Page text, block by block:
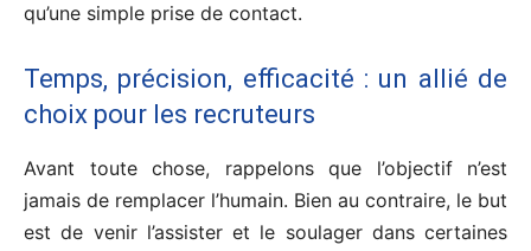
qu’une simple prise de contact.
Temps, précision, efficacité : un allié de
choix pour les recruteurs
Avant toute chose, rappelons que l’objectif n’est
jamais de remplacer l’humain. Bien au contraire, le but
est de venir l’assister et le soulager dans certaines